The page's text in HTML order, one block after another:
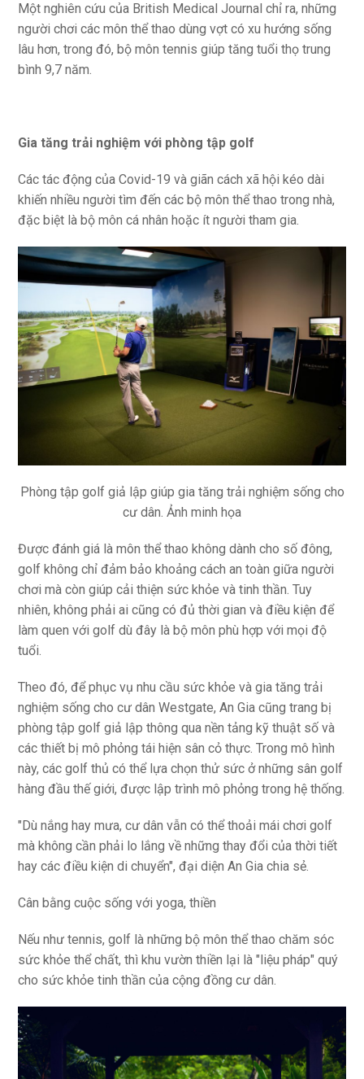
Một nghiên cứu của British Medical Journal chỉ ra, những
người chơi các môn thể thao dùng vợt có xu hướng sống
lâu hơn, trong đó, bộ môn tennis giúp tăng tuổi thọ trung
bình 9,7 năm.
Gia tăng trải nghiệm với phòng tập golf
Các tác động của Covid-19 và giãn cách xã hội kéo dài
khiến nhiều người tìm đến các bộ môn thể thao trong nhà,
đặc biệt là bộ môn cá nhân hoặc ít người tham gia.
Phòng tập golf giả lập giúp gia tăng trải nghiệm sống cho
cư dân. Ảnh minh họa
Được đánh giá là môn thể thao không dành cho số đông,
golf không chỉ đảm bảo khoảng cách an toàn giữa người
chơi mà còn giúp cải thiện sức khỏe và tinh thần. Tuy
nhiên, không phải ai cũng có đủ thời gian và điều kiện để
làm quen với golf dù đây là bộ môn phù hợp với mọi độ
tuổi.
Theo đó, để phục vụ nhu cầu sức khỏe và gia tăng trải
nghiệm sống cho cư dân Westgate, An Gia cũng trang bị
phòng tập golf giả lập thông qua nền tảng kỹ thuật số và
các thiết bị mô phỏng tái hiện sân cỏ thực. Trong mô hình
này, các golf thủ có thể lựa chọn thử sức ở những sân golf
hàng đầu thế giới, được lập trình mô phỏng trong hệ thống.
"Dù nắng hay mưa, cư dân vẫn có thể thoải mái chơi golf
mà không cần phải lo lắng về những thay đổi của thời tiết
hay các điều kiện di chuyển", đại diện An Gia chia sẻ.
Cân bằng cuộc sống với yoga, thiền
Nếu như tennis, golf là những bộ môn thể thao chăm sóc
sức khỏe thể chất, thì khu vườn thiền lại là "liệu pháp" quý
cho sức khỏe tinh thần của cộng đồng cư dân.